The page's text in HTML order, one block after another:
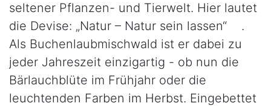
seltener Pflanzen- und Tierwelt. Hier lautet
die Devise: „Natur – Natur sein lassen“ .
Als Buchenlaubmischwald ist er dabei zu
jeder Jahreszeit einzigartig - ob nun die
Bärlauchblüte im Frühjahr oder die
leuchtenden Farben im Herbst. Eingebettet